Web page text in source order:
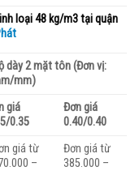
loại48 kg/m3 tại quận
dày 2 mặt tôn (Đơn vị:
mm)
giá
0.35
Đơn giá
0.40/0.40
giá từ
–
Đơn giá từ
385.000 –